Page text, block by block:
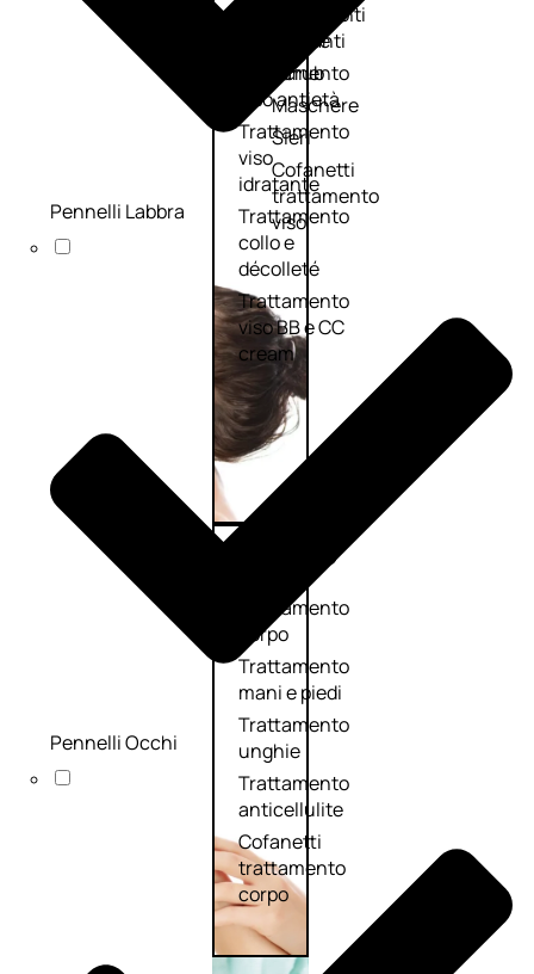
Trattamento
viso 24 ore
Trattamento
viso antietà
Trattamento
viso
idratante
Trattamento
collo e
décolleté
Trattamento
viso BB e CC
cream
Detergenti
trattanti
Scrub
Maschere
Sieri
Cofanetti
trattamento
viso
Corpo
Trattamento
corpo
Trattamento
mani e piedi
Trattamento
unghie
Trattamento
anticellulite
Cofanetti
trattamento
corpo
Pennelli Labbra
Pennelli Occhi